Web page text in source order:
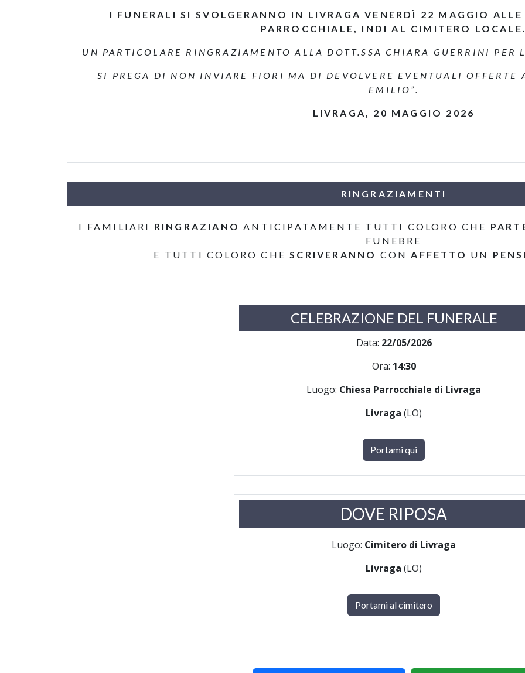
I FUNERALI SI SVOLGERANNO IN LIVRAGA VENERDÌ 22 MAGGIO
PARROCCHIALE, INDI AL CIMITERO
UN PARTICOLARE RINGRAZIAMENTO ALLA DOTT.SSA CHIARA GUERRINI PER
SI PREGA DI NON INVIARE FIORI MA DI DEVOLVERE EVENTUALI OFFERTE
EMILIO”.
LIVRAGA, 20 MAGGIO 2026
RINGRAZIAMENTI
I FAMILIARI RINGRAZIANO ANTICIPATAMENTE TUTTI COLORO CHE
FUNEBRE
E TUTTI COLORO CHESCRIVERANNO CONAFFETTO UN
CELEBRAZIONE DEL FUNERALE
Data: 22/05/2026
Ora: 14:30
Luogo: Chiesa Parrocchiale di Livraga
Livraga (LO)
Portami qui
DOVE RIPOSA
Luogo: Cimitero di Livraga
Livraga (LO)
Portami al cimitero